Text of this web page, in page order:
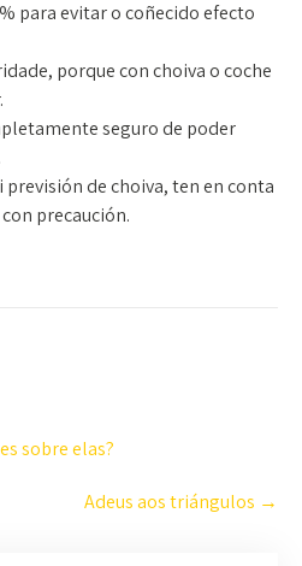
para evitar o coñecido efecto
porque con choiva o coche
seguro de poder
previsión de choiva, ten en conta
precaución.
sobre elas?
Adeus aos triángulos →